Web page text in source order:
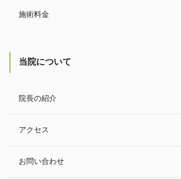
施術料金
当院について
院長の紹介
アクセス
お問い合わせ